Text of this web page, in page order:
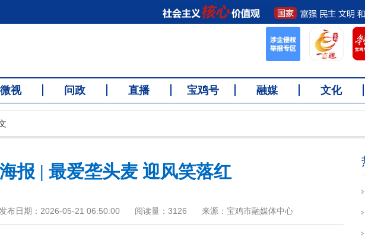
微视 问政 直播 宝鸡号 融媒 文化
报 | 最爱垄头麦 迎风笑落红
发布日期：2026-05-21 06:50:00 阅读量： 3126 来源：宝鸡市融媒体中心